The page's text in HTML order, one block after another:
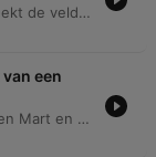
Deze aflevering van Veldheren Historia bespreekt de veldslag bij Fleurus en de enorme historische impact ervan. De discussie focust op hoe de Franse overwinning leidde tot de val van de Oostenrijkse Nederlanden, de transformatie van de Nederlandse Republiek naar een koninkrijk en het einde van de Terreur in Frankrijk. Daarnaast wordt de eerste inzet van luchtballonnen als militaire technologie besproken. Hoewel de effectiviteit destijds beperkt was door communicatieproblemen, wordt de veldslag gezien als de geboorte van de derde dimensie in oorlogsvoering: de luchtmacht.
een
In deze aflevering van Veldheren Historia duiken Mart en Tom in de meest gruwelijke aspecten van historische straffen en executies. De podcast belicht hoe figuren zoals Frans II spectaculaire 'special effects' gebruikten tijdens publieke executies om het publiek te vermaken, inclusief het gebruik van buskruit. Daarnaast worden specifieke historische misdaden besproken, variërend van brute overvallen en brandstichting tot geweld tegen minderjarigen, en de bijbehorende meedogenloze sancties zoals het radbraken en de brandstapel.